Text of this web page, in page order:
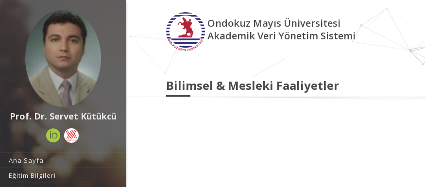
Prof. Dr. Servet Kütükcü
Ana Sayfa
Eğitim Bilgileri
Ondokuz Mayıs Üniversitesi
Akademik Veri Yönetim Sistemi
Bilimsel & Mesleki Faaliyetler